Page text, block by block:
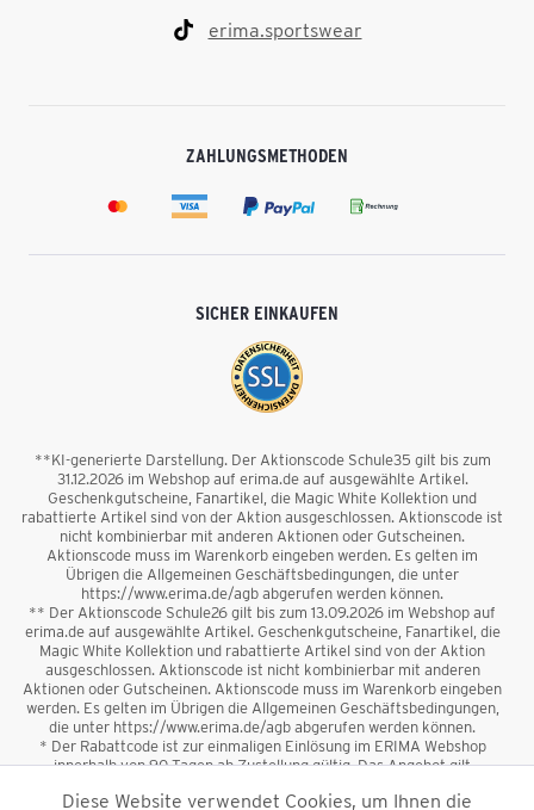
erima.sportswear
ZAHLUNGSMETHODEN
SICHER EINKAUFEN
**KI-generierte Darstellung. Der Aktionscode Schule35 gilt bis zum
31.12.2026 im Webshop auf erima.de auf ausgewählte Artikel.
Geschenkgutscheine, Fanartikel, die Magic White Kollektion und
rabattierte Artikel sind von der Aktion ausgeschlossen. Aktionscode ist
nicht kombinierbar mit anderen Aktionen oder Gutscheinen.
Aktionscode muss im Warenkorb eingeben werden. Es gelten im
Übrigen die Allgemeinen Geschäftsbedingungen, die unter
https://www.erima.de/agb abgerufen werden können.
** Der Aktionscode Schule26 gilt bis zum 13.09.2026 im Webshop auf
erima.de auf ausgewählte Artikel. Geschenkgutscheine, Fanartikel, die
Magic White Kollektion und rabattierte Artikel sind von der Aktion
ausgeschlossen. Aktionscode ist nicht kombinierbar mit anderen
Aktionen oder Gutscheinen. Aktionscode muss im Warenkorb eingeben
werden. Es gelten im Übrigen die Allgemeinen Geschäftsbedingungen,
die unter https://www.erima.de/agb abgerufen werden können.
* Der Rabattcode ist zur einmaligen Einlösung im ERIMA Webshop
innerhalb von 90 Tagen ab Zustellung gültig. Das Angebot gilt
sowie Geschenkgutscheine sind vom Rabatt ausgeschlossen. Der
Diese Website verwendet Cookies, um Ihnen die